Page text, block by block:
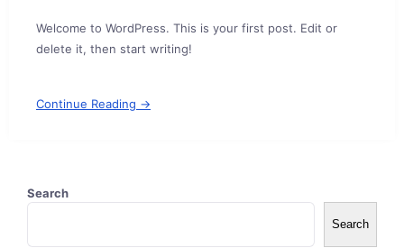
Welcome to WordPress. This is your first post. Edit or
delete it, then start writing!
Continue Reading →
Search
Search